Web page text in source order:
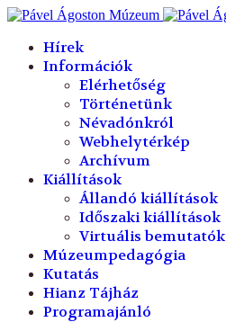
Hírek
Információk
Elérhetőség
Történetünk
Névadónkról
Webhelytérkép
Archívum
Kiállítások
Állandó kiállítások
Időszaki kiállítások
Virtuális bemutatók
Múzeumpedagógia
Kutatás
Hianz Tájház
Programajánló
év
hónap
év
hónap